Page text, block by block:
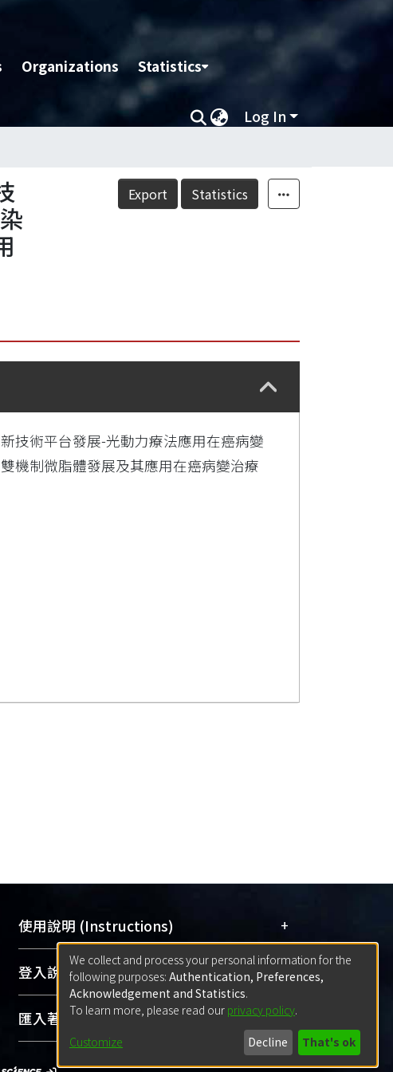
Organizations Statistics
Log In
Export Statistics
技術平台發展-光動力療法應用在癌病變
機制微脂體發展及其應用在癌病變治療
使用說明 (Instructions) +
網站簡介(Quickstart Guide)
使用手冊(Instruction Manual)
線上預約服務(Booking Service)
登入說明 (Sign-in) +
方案一：臺灣大學計算機中心帳號登入
(With C&INC Email Account)
(With ORCID)
匯入著作 (Submission) +
方案一：定期更新ORCID者，以ID匯入
We collect and process your personal information for the
following purposes: Authentication, Preferences,
Acknowledgement and Statistics.
To learn more, please read our privacy policy.
Customize Decline That's ok